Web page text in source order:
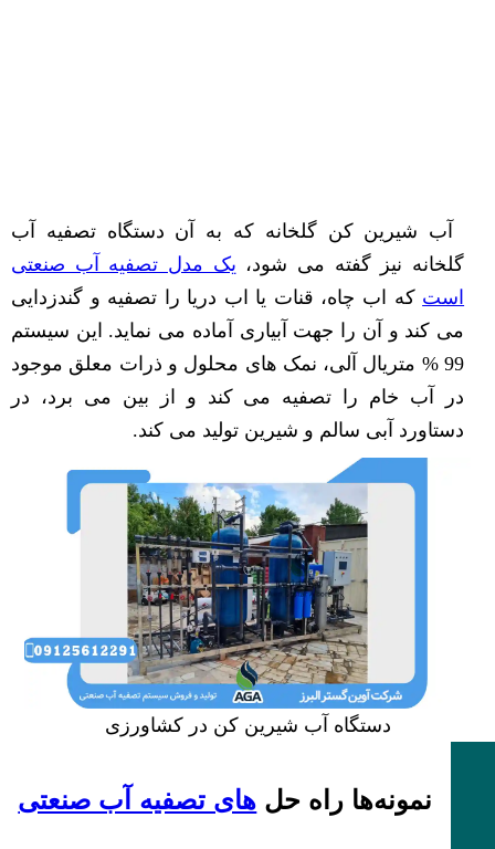
آب شیرین کن گلخانه که به آن دستگاه تصفیه آب
گلخانه نیز گفته می شود، یک مدل تصفیه آب صنعتی
است که اب چاه، قنات یا اب دریا را تصفیه و گندزدایی
می کند و آن را جهت آبیاری آماده می نماید. این سیستم
99 % متریال آلی، نمک های محلول و ذرات معلق موجود
در آب خام را تصفیه می کند و از بین می برد، در
دستاورد آبی سالم و شیرین تولید می کند.
دستگاه آب شیرین کن در کشاورزی
نمونه‌ها راه حل های تصفیه آب صنعتی